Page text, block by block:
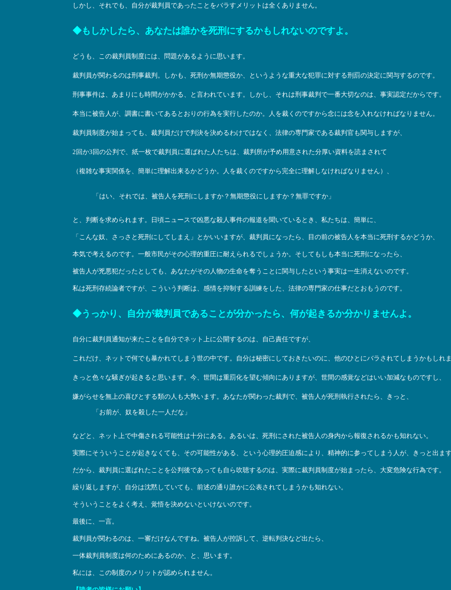
しかし、それでも、自分が裁判員であったことをバラすメリットは全くありません。
◆もしかしたら、あなたは誰かを死刑にするかもしれないのですよ。
どうも、この裁判員制度には、問題があるように思います。
裁判員が関わるのは刑事裁判。しかも、死刑か無期懲役か、というような重大な犯罪に対する刑罰の決定に関与するのです。
刑事事件は、あまりにも時間がかかる、と言われています。しかし、それは刑事裁判で一番大切なのは、事実認定だからです。
本当に被告人が、調書に書いてあるとおりの行為を実行したのか。人を裁くのですから念には念を入れなければなりません。
裁判員制度が始まっても、裁判員だけで判決を決めるわけではなく、法律の専門家である裁判官も関与しますが、
2回か3回の公判で、紙一枚で裁判員に選ばれた人たちは、裁判所が予め用意された分厚い資料を読まされて
（複雑な事実関係を、簡単に理解出来るかどうか。人を裁くのですから完全に理解しなければなりません）、
「はい、それでは、被告人を死刑にしますか？無期懲役にしますか？無罪ですか」
と、判断を求められます。日頃ニュースで凶悪な殺人事件の報道を聞いているとき、私たちは、簡単に、
「こんな奴、さっさと死刑にしてしまえ」とかいいますが、裁判員になったら、目の前の被告人を本当に死刑するかどうか、
本気で考えるのです。一般市民がその心理的重圧に耐えられるでしょうか。そしてもしも本当に死刑になったら、
被告人が兇悪犯だったとしても、あなたがその人物の生命を奪うことに関与したという事実は一生消えないのです。
私は死刑存続論者ですが、こういう判断は、感情を抑制する訓練をした、法律の専門家の仕事だとおもうのです。
◆うっかり、自分が裁判員であることが分かったら、何が起きるか分かりませんよ。
自分に裁判員通知が来たことを自分でネット上に公開するのは、自己責任ですが、
これだけ、ネットで何でも暴かれてしまう世の中です。自分は秘密にしておきたいのに、他のひとにバラされてしまうかもしれ
きっと色々な騒ぎが起きると思います。今、世間は重罰化を望む傾向にありますが、世間の感覚などはいい加減なものですし、
嫌がらせを無上の喜びとする類の人も大勢います。あなたが関わった裁判で、被告人が死刑執行されたら、きっと、
「お前が、奴を殺した一人だな」
などと、ネット上で中傷される可能性は十分にある。あるいは、死刑にされた被告人の身内から報復されるかも知れない。
実際にそういうことが起きなくても、その可能性がある、という心理的圧迫感により、精神的に参ってしまう人が、きっと出ま
だから、裁判員に選ばれたことを公判後であっても自ら吹聴するのは、実際に裁判員制度が始まったら、大変危険な行為です。
繰り返しますが、自分は沈黙していても、前述の通り誰かに公表されてしまうかも知れない。
そういうことをよく考え、覚悟を決めないといけないのです。
最後に、一言。
裁判員が関わるのは、一審だけなんですね。被告人が控訴して、逆転判決など出たら、
一体裁判員制度は何のためにあるのか、と、思います。
私には、この制度のメリットが認められません。